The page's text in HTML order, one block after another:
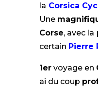
la Corsica
Une
Corse, avec la
certain Pierre
1ervoyage en
ai du coup